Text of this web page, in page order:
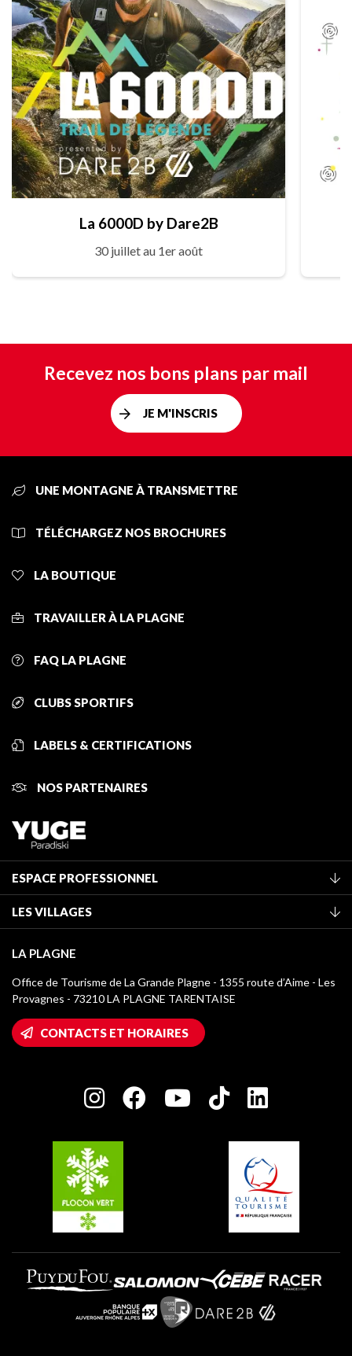
La 6000D by Dare2B
30 juillet au 1er août
Recevez nos bons plans par mail
JE M'INSCRIS
UNE MONTAGNE À TRANSMETTRE
TÉLÉCHARGEZ NOS BROCHURES
LA BOUTIQUE
TRAVAILLER À LA PLAGNE
FAQ LA PLAGNE
CLUBS SPORTIFS
LABELS & CERTIFICATIONS
NOS PARTENAIRES
ESPACE PROFESSIONNEL
Classement des meublés
Taxe de séjour
Médiathèque
Logos La Plagne
Accès Wifi
Maison des Propriétaires
Charte des Acteurs Engagés
LES VILLAGES
Montchavin - Les Coches
Champagny-en-Vanoise
Plagne 1800
Plagne Villages
Plagne Aime 2000
LA PLAGNE
Office de Tourisme de La Grande Plagne - 1355 route d’Aime - Les
Provagnes - 73210 LA PLAGNE TARENTAISE
CONTACTS ET HORAIRES